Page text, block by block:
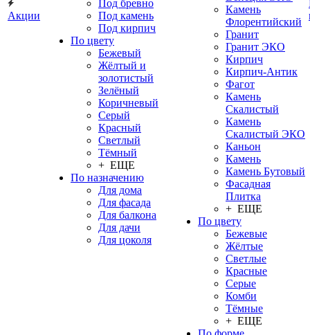
Акции
Под бревно
Под камень
Под кирпич
По цвету
Бежевый
Жёлтый и
золотистый
Зелёный
Коричневый
Серый
Красный
Светлый
Тёмный
+ ЕЩЕ
По назначению
Для дома
Для фасада
Для балкона
Для дачи
Для цоколя
Камень
Флорентийский
Гранит
Гранит ЭКО
Кирпич
Кирпич-Антик
Фагот
Камень
Скалистый
Камень
Скалистый ЭКО
Каньон
Камень
Камень Бутовый
Фасадная
Плитка
+ ЕЩЕ
По цвету
Бежевые
Жёлтые
Светлые
Красные
Серые
Комби
Тёмные
+ ЕЩЕ